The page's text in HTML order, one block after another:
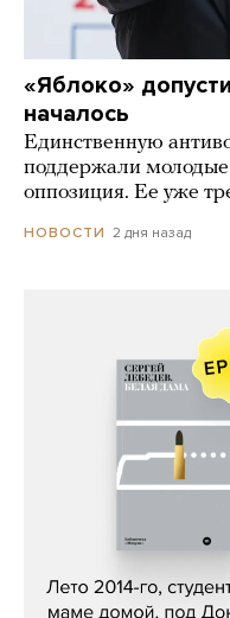
«Яблоко»
началось
Единственную
поддержали молодые
оппозиция. Ее уже
НОВОСТИ 2 дня назад
Сергей